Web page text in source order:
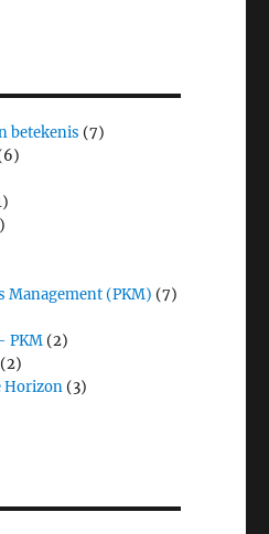
betekenis (7)
Management (PKM) (7)
PKM (2)
(2)
Horizon (3)